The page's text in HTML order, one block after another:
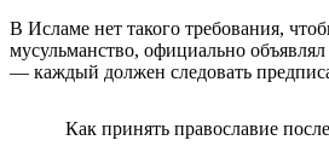
В Исламе нет такого требования,
мусульманство, официально
— каждый должен следовать
Как принять православие